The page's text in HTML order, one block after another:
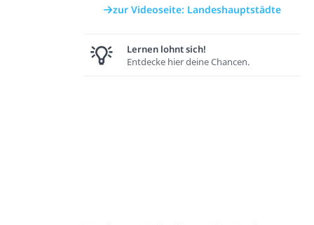
zur Videoseite: Landeshauptstädte
Lernen lohnt sich!
Entdecke hier deine Chancen.